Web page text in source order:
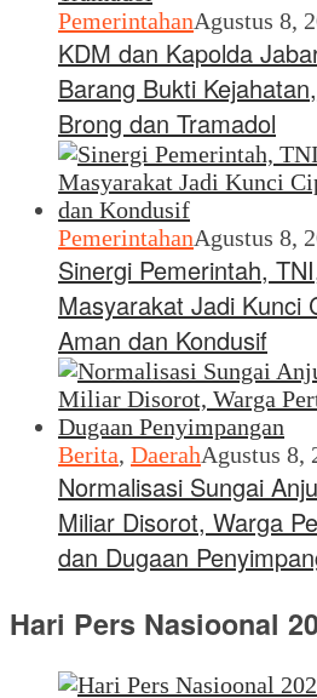
PemerintahanAgustus 8,
KDM dan Kapolda
Barang Bukti
Brong dan Tramadol
PemerintahanAgustus 8,
Sinergi Pemerintah,
Masyarakat Jadi Kunci
Aman dan Kondusif
Berita, DaerahAgustus 8,
Normalisasi Sungai
Miliar Disorot, Warga
dan Dugaan
Hari Pers Nasioonal